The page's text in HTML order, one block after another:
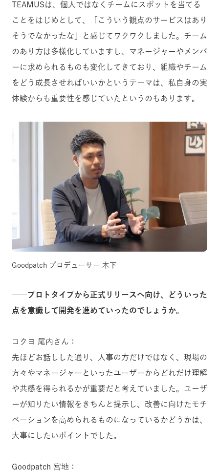
TEAMUSは、個人ではなくチームにスポットを当てる
ことをはじめとして、「こういう観点のサービスはあり
そうでなかったな」と感じてワクワクしました。チーム
のあり方は多様化していますし、マネージャーやメンバ
ーに求められるものも変化してきており、組織やチーム
をどう成長させればいいかというテーマは、私自身の実
体験からも重要性を感じていたというのもあります。
Goodpatch プロデューサー 木下
──プロトタイプから正式リリースへ向け、どういった
点を意識して開発を進めていったのでしょうか。
コクヨ 尾内さん：
先ほどお話しした通り、人事の方だけではなく、現場の
方々やマネージャーといったユーザーからどれだけ理解
や共感を得られるかが重要だと考えていました。ユーザ
ーが知りたい情報をきちんと提示し、改善に向けたモチ
ベーションを高められるものになっているかどうかは、
大事にしたいポイントでした。
Goodpatch 宮地：